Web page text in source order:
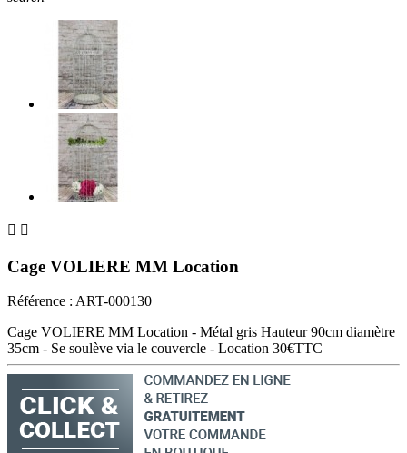
 
Cage VOLIERE MM Location
Référence : ART-000130
Cage VOLIERE MM Location - Métal gris Hauteur 90cm diamètre
35cm - Se soulève via le couvercle - Location 30€TTC